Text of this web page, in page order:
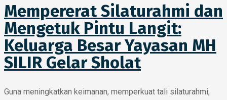
Mempererat Silaturahmi dan
Mengetuk Pintu Langit:
Keluarga Besar Yayasan MH
SILIR Gelar Sholat
Guna meningkatkan keimanan, memperkuat tali silaturahmi,